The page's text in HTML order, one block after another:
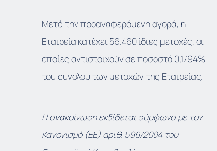
Μετά την προαναφερόμενη αγορά, η
Εταιρεία κατέχει 56.460 ίδιες μετοχές, οι
οποίες αντιστοιχούν σε ποσοστό 0,1794%
του συνόλου των μετοχών της Εταιρείας.
Η ανακοίνωση εκδίδεται σύμφωνα με τον
Κανονισμό (ΕΕ) αριθ. 596/2004 του